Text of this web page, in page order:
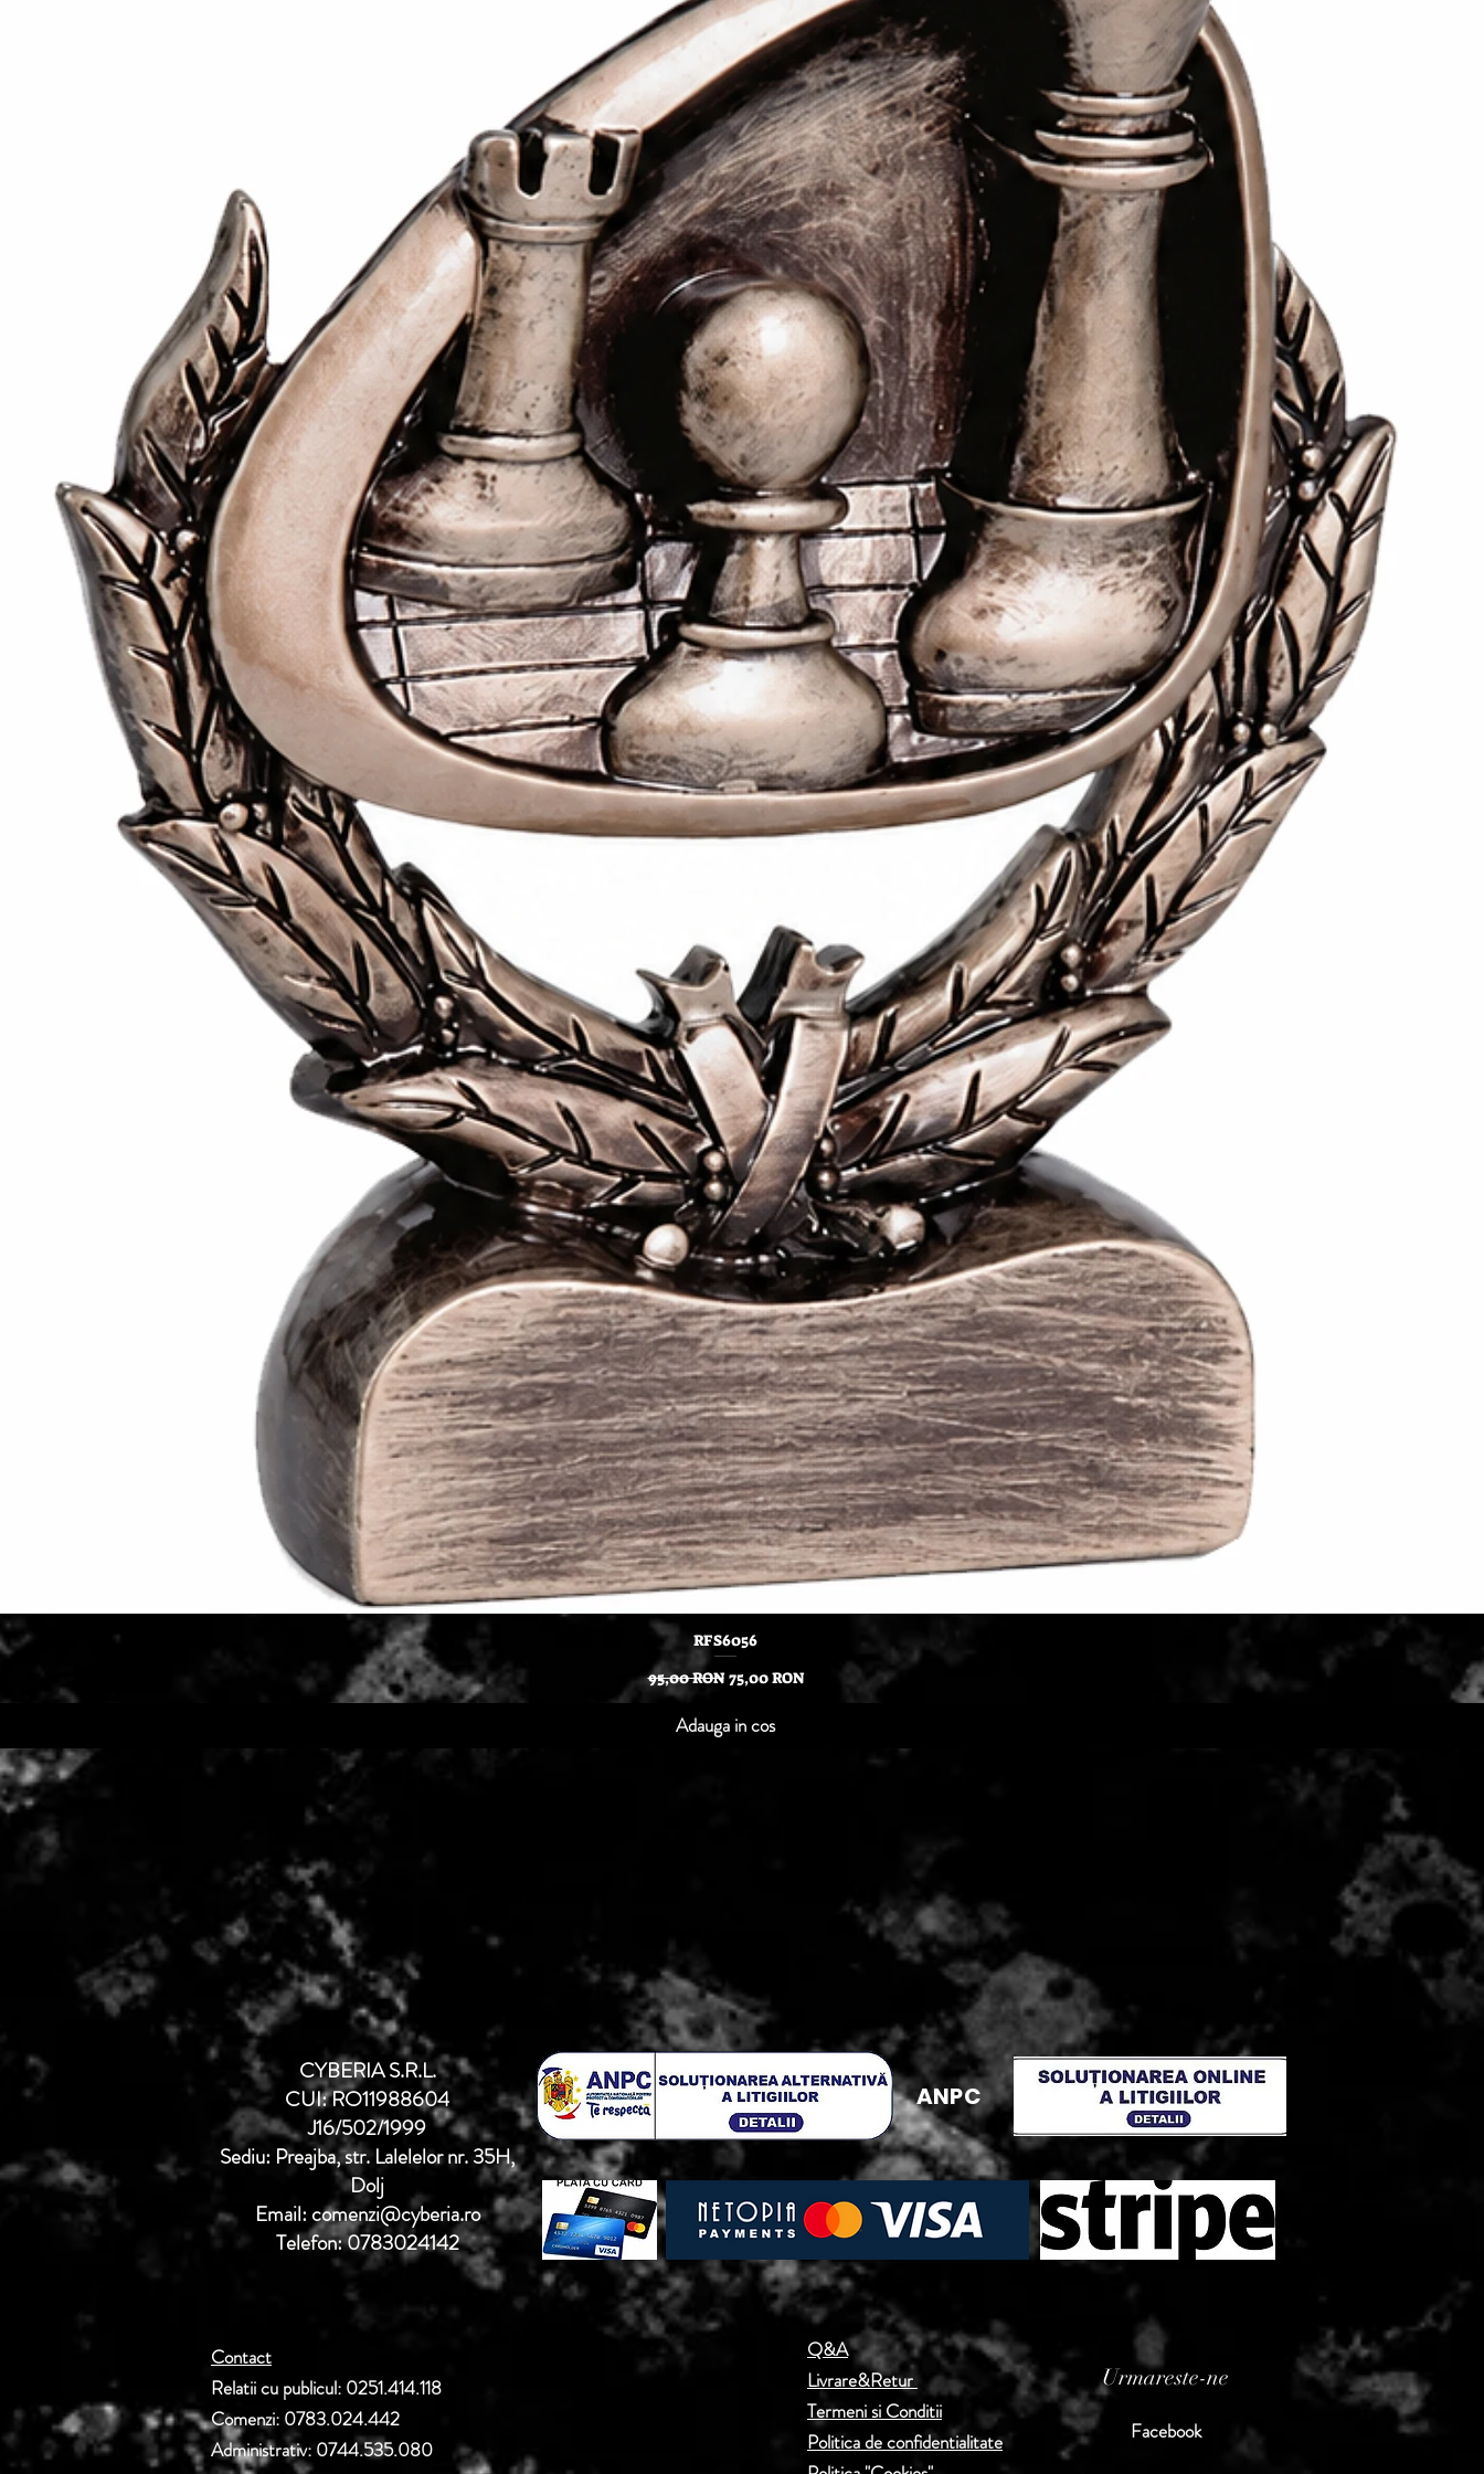
Afișare rapidă
RFS6056
Preț normal
95,00 RON Preț redus
75,00 RON
Adauga in cos
CYBERIA S.R.L.
CUI: RO11988604
J16/502/1999
Sediu: Preajba, str. Lalelelor nr. 35H,
Dolj
Email: comenzi@cyberia.ro
Telefon: 0783024142
ANPC
Contact
Relatii cu publicul: 0251.414.118
Comenzi: 0783.024.442
Administrativ: 0744.535.080
Q&A
Livrare&Retur
Termeni si Conditii
Politica de confidentialitate
Urmareste-ne
Facebook